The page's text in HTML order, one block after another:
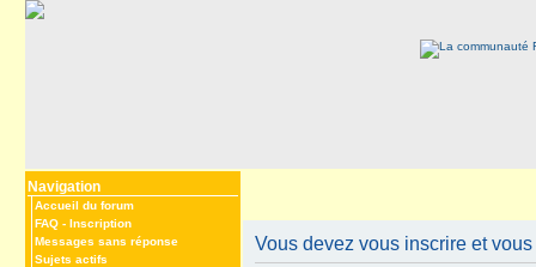
Navigation
Accueil du forum
FAQ - Inscription
Messages sans réponse
Sujets actifs
Vous devez vous inscrire et